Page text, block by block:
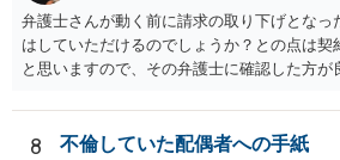
弁護士さんが動く前に請求の取り下げとなっ
はしていただけるのでしょうか？との点は契
と思いますので、その弁護士に確認した方
8 不倫していた配偶者への手紙